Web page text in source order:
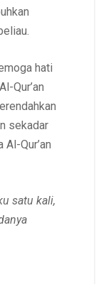
hati
Qur’an
sekadar
Qur’an
satu kali,